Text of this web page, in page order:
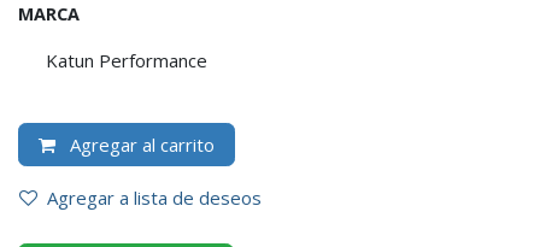
MARCA
Katun Performance
Agregar al carrito
Agregar a lista de deseos